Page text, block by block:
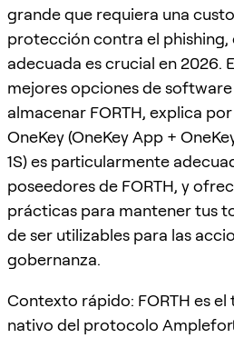
grande que requiera una
protección contra el phishing,
adecuada es crucial en 2026.
mejores opciones de
almacenar FORTH, explica
OneKey (OneKey App +
1S) es particularmente
poseedores de FORTH, y
prácticas para mantener tus
de ser utilizables para las
gobernanza.
Contexto rápido: FORTH es
nativo del protocolo